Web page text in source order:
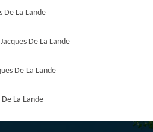
De La Lande
De La Lande
De La Lande
La Lande